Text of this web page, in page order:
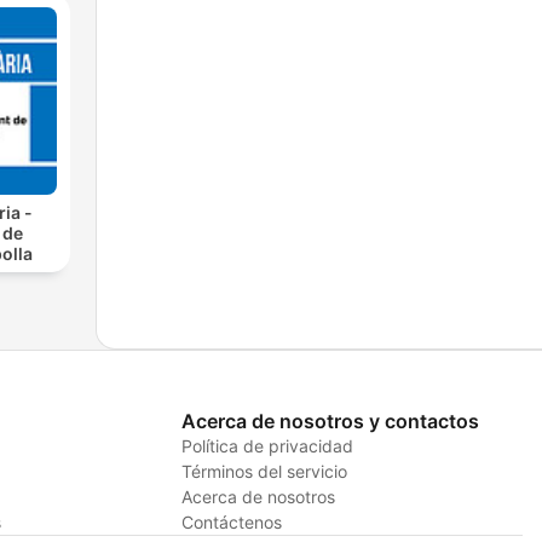
-
Acerca de nosotros y contactos
Política de privacidad
Términos del servicio
Acerca de nosotros
Contáctenos